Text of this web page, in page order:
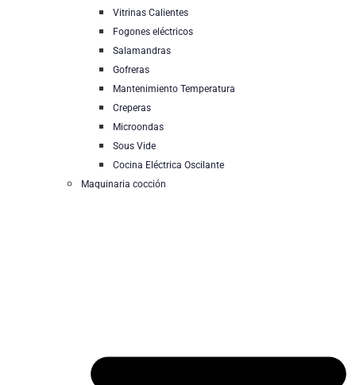
Vitrinas Calientes
Fogones eléctricos
Salamandras
Gofreras
Mantenimiento Temperatura
Creperas
Microondas
Sous Vide
Cocina Eléctrica Oscilante
Maquinaria cocción